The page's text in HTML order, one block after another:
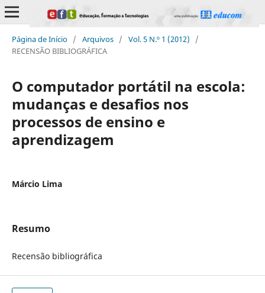
Página de Início / Arquivos / Vol. 5 N.º 1 (2012)
/
RECENSÃO BIBLIOGRÁFICA
O computador portátil na escola:
mudanças e desafios nos
processos de ensino e
aprendizagem
Márcio Lima
Resumo
Recensão bibliográfica